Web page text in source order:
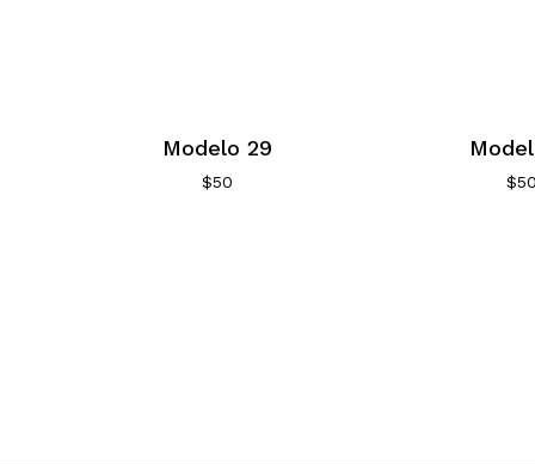
Modelo 29
$50 $